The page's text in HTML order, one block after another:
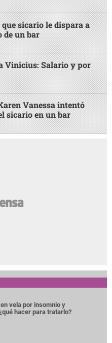
sicario le dispara a
de un bar
Vinicius: Salario y por
Vanessa intentó
sicario en un bar
vela por insomnio y
hacer para tratarlo?